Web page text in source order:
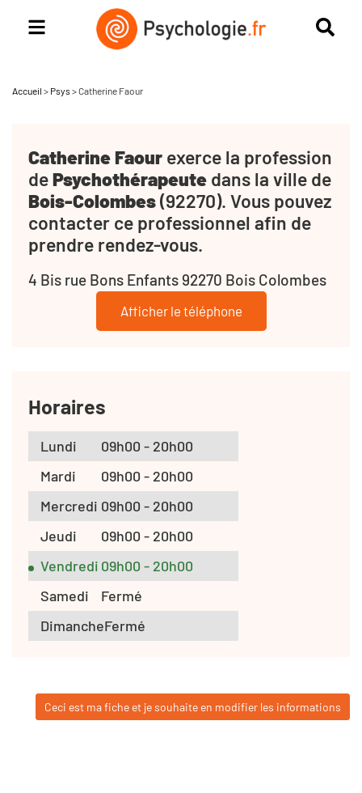
Accueil > Psys >Catherine Faour
Catherine Faour exerce la profession
dePsychothérapeute dans la ville de
Bois-Colombes(92270). Vous pouvez
contacter ce professionnel afin de
prendre rendez-vous.
4 Bis rue Bons Enfants 92270 Bois Colombes
Afficher le téléphone
Horaires
Lundi
09h00 - 20h00
Mardi
09h00 - 20h00
Mercredi 09h00 - 20h00
Jeudi
09h00 - 20h00
Vendredi 09h00 - 20h00
Samedi
Fermé
DimancheFermé
Ceci est ma fiche et je souhaite en modifier les informations